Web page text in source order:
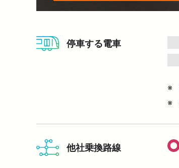
停車する電車
他社乗換路線